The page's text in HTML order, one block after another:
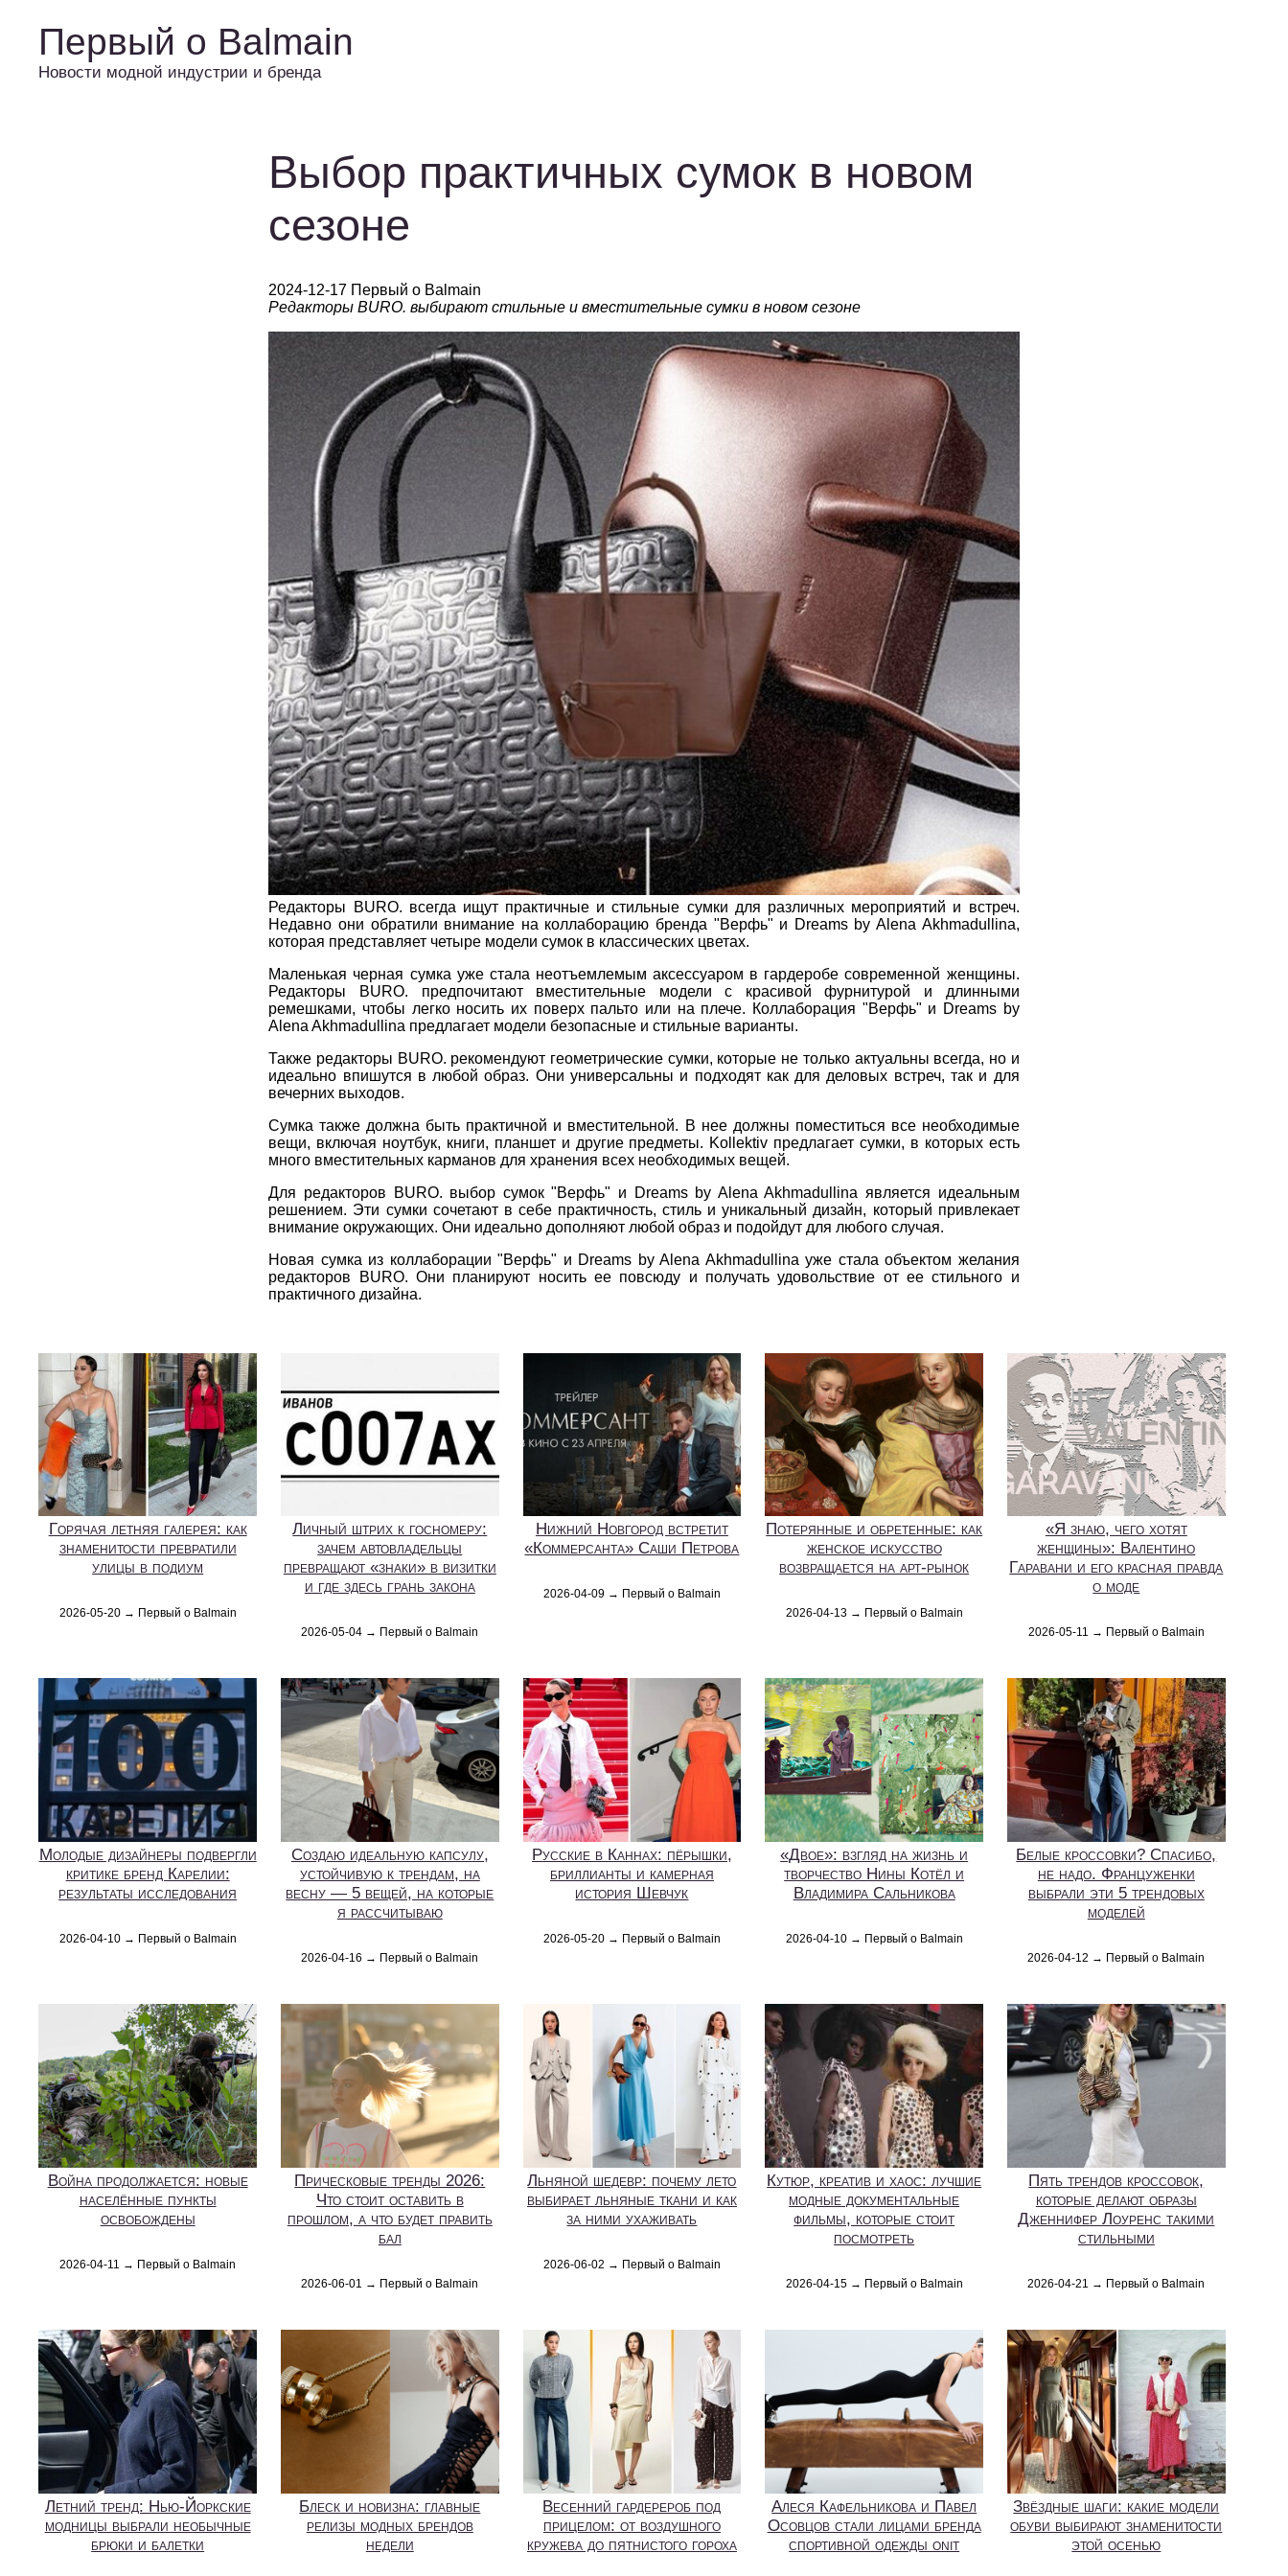
Первый о Balmain
Новости модной индустрии и бренда
Выбор практичных сумок в новом
сезоне
2024-12-17 Первый о Balmain
Редакторы BURO. выбирают стильные и вместительные сумки в новом сезоне
Редакторы BURO. всегда ищут практичные и стильные сумки для различных мероприятий и встреч.
Недавно они обратили внимание на коллаборацию бренда "Верфь" и Dreams by Alena Akhmadullina,
которая представляет четыре модели сумок в классических цветах.
Маленькая черная сумка уже стала неотъемлемым аксессуаром в гардеробе современной женщины.
Редакторы BURO. предпочитают вместительные модели с красивой фурнитурой и длинными
ремешками, чтобы легко носить их поверх пальто или на плече. Коллаборация "Верфь" и Dreams by
Alena Akhmadullina предлагает модели безопасные и стильные варианты.
Также редакторы BURO. рекомендуют геометрические сумки, которые не только актуальны всегда, но и
идеально впишутся в любой образ. Они универсальны и подходят как для деловых встреч, так и для
вечерних выходов.
Сумка также должна быть практичной и вместительной. В нее должны поместиться все необходимые
вещи, включая ноутбук, книги, планшет и другие предметы. Kollektiv предлагает сумки, в которых есть
много вместительных карманов для хранения всех необходимых вещей.
Для редакторов BURO. выбор сумок "Верфь" и Dreams by Alena Akhmadullina является идеальным
решением. Эти сумки сочетают в себе практичность, стиль и уникальный дизайн, который привлекает
внимание окружающих. Они идеально дополняют любой образ и подойдут для любого случая.
Новая сумка из коллаборации "Верфь" и Dreams by Alena Akhmadullina уже стала объектом желания
редакторов BURO. Они планируют носить ее повсюду и получать удовольствие от ее стильного и
практичного дизайна.
Горячая летняя галерея: как
знаменитости превратили
улицы в подиум
2026-05-20 → Первый о Balmain
Личный штрих к госномеру:
зачем автовладельцы
превращают «знаки» в визитки
и где здесь грань закона
2026-05-04 → Первый о Balmain
Нижний Новгород встретит
«Коммерсанта» Саши Петрова
2026-04-09 → Первый о Balmain
Потерянные и обретенные: как
женское искусство
возвращается на арт-рынок
2026-04-13 → Первый о Balmain
«Я знаю, чего хотят
женщины»: Валентино
Гаравани и его красная правда
о моде
2026-05-11 → Первый о Balmain
Молодые дизайнеры подвергли
критике бренд Карелии:
результаты исследования
2026-04-10 → Первый о Balmain
Создаю идеальную капсулу,
устойчивую к трендам, на
весну — 5 вещей, на которые
я рассчитываю
2026-04-16 → Первый о Balmain
Русские в Каннах: пёрышки,
бриллианты и камерная
история Шевчук
2026-05-20 → Первый о Balmain
«Двое»: взгляд на жизнь и
творчество Нины Котёл и
Владимира Сальникова
2026-04-10 → Первый о Balmain
Белые кроссовки? Спасибо,
не надо. Француженки
выбрали эти 5 трендовых
моделей
2026-04-12 → Первый о Balmain
Война продолжается: новые
населённые пункты
освобождены
2026-04-11 → Первый о Balmain
Прическовые тренды 2026:
Что стоит оставить в
прошлом, а что будет править
бал
2026-06-01 → Первый о Balmain
Льняной шедевр: почему лето
выбирает льняные ткани и как
за ними ухаживать
2026-06-02 → Первый о Balmain
Кутюр, креатив и хаос: лучшие
модные документальные
фильмы, которые стоит
посмотреть
2026-04-15 → Первый о Balmain
Пять трендов кроссовок,
которые делают образы
Дженнифер Лоуренс такими
стильными
2026-04-21 → Первый о Balmain
Летний тренд: Нью-Йоркские
модницы выбрали необычные
брюки и балетки
Блеск и новизна: главные
релизы модных брендов
недели
Весенний гардерероб под
прицелом: от воздушного
кружева до пятнистого гороха
Алеся Кафельникова и Павел
Осовцов стали лицами бренда
спортивной одежды onit
Звёздные шаги: какие модели
обуви выбирают знаменитости
этой осенью